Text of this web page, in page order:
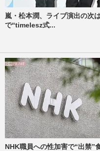
嵐・松本潤、ライブ演出の次
で“timelesz式...
NHK職員への性加害で“出禁”